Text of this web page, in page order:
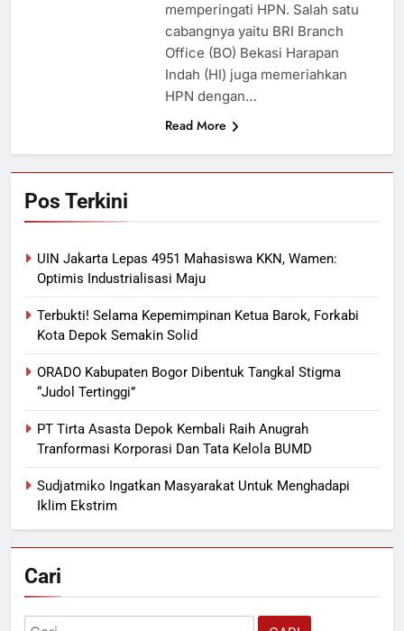
memperingati HPN. Salah satu
cabangnya yaitu BRI Branch
Office (BO) Bekasi Harapan
Indah (HI) juga memeriahkan
HPN dengan…
Read More
Pos Terkini
UIN Jakarta Lepas 4951 Mahasiswa KKN, Wamen:
Optimis Industrialisasi Maju
Terbukti! Selama Kepemimpinan Ketua Barok, Forkabi
Kota Depok Semakin Solid
ORADO Kabupaten Bogor Dibentuk Tangkal Stigma
“Judol Tertinggi”
PT Tirta Asasta Depok Kembali Raih Anugrah
Tranformasi Korporasi Dan Tata Kelola BUMD
Sudjatmiko Ingatkan Masyarakat Untuk Menghadapi
Iklim Ekstrim
Cari
Cari